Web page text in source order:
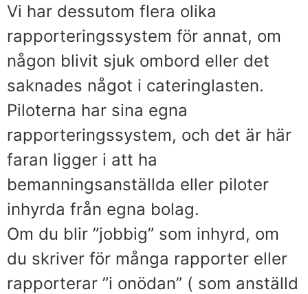
Vi har dessutom flera olika
rapporteringssystem för annat, om
någon blivit sjuk ombord eller det
saknades något i cateringlasten.
Piloterna har sina egna
rapporteringssystem, och det är här
faran ligger i att ha
bemanningsanställda eller piloter
inhyrda från egna bolag.
Om du blir ”jobbig” som inhyrd, om
du skriver för många rapporter eller
rapporterar ”i onödan” ( som anställd